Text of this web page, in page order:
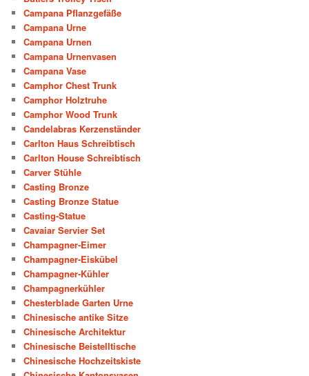
Campana Pflanzgefäße
Campana Urne
Campana Urnen
Campana Urnenvasen
Campana Vase
Camphor Chest Trunk
Camphor Holztruhe
Camphor Wood Trunk
Candelabras Kerzenständer
Carlton Haus Schreibtisch
Carlton House Schreibtisch
Carver Stühle
Casting Bronze
Casting Bronze Statue
Casting-Statue
Cavaiar Servier Set
Champagner-Eimer
Champagner-Eiskübel
Champagner-Kühler
Champagnerkühler
Chesterblade Garten Urne
Chinesische antike Sitze
Chinesische Architektur
Chinesische Beistelltische
Chinesische Hochzeitskiste